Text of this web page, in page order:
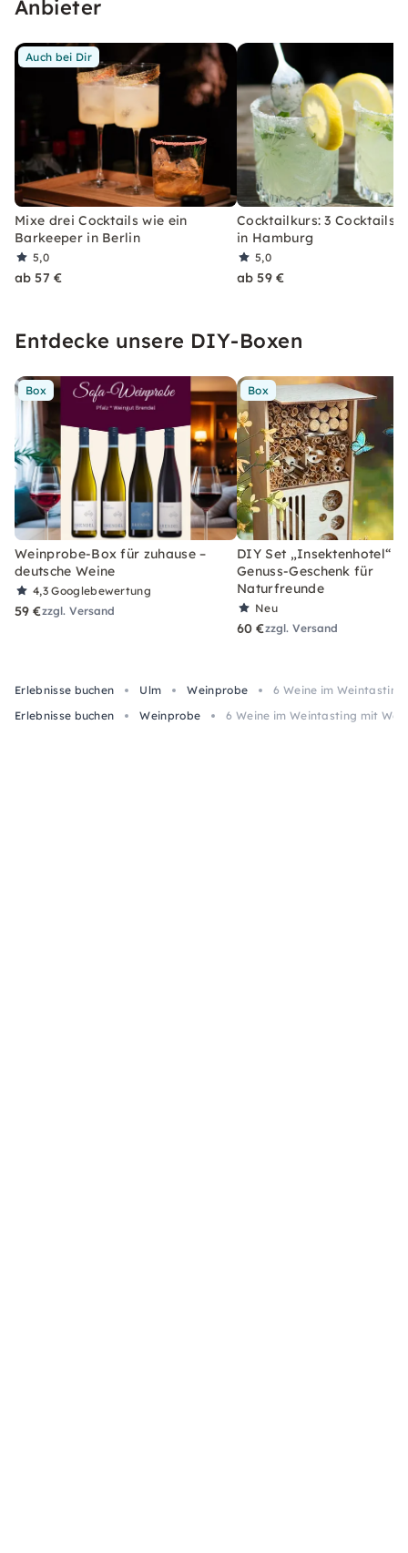
Anbieter
Auch bei Dir
Mixe drei Cocktails wie ein
Barkeeper in Berlin
5,0
ab 57 €
Cocktailkurs: 3 Cocktails
in Hamburg
5,0
ab 59 €
Entdecke unsere DIY-Boxen
Box
Weinprobe-Box für zuhause –
deutsche Weine
4,3Googlebewertung
59 €zzgl. Versand
Box
DIY Set „Insektenhotel“ –
Genuss-Geschenk für
Naturfreunde
Neu
60 €zzgl. Versand
Erlebnisse buchen Ulm Weinprobe
6 Weine im
Erlebnisse buchen
Weinprobe 6 Weine im Weintasting mit